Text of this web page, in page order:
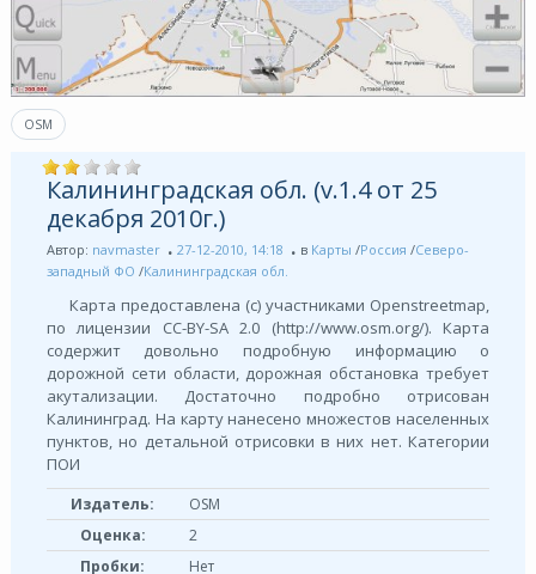
OSM
Калининградская обл. (v.1.4 от 25
декабря 2010г.)
Автор: navmaster 27-12-2010, 14:18 в Карты /Россия /Северо-
западный ФО /Калининградская обл.
Карта предоставлена (с) участниками Openstreetmap,
по лицензии СС-BY-SA 2.0 (http://www.osm.org/). Карта
содержит довольно подробную информацию о
дорожной сети области, дорожная обстановка требует
акутализации. Достаточно подробно отрисован
Калининград. На карту нанесено множестов населенных
пунктов, но детальной отрисовки в них нет. Категории
ПОИ
Издатель:
OSM
Оценка:
2
Пробки:
Нет